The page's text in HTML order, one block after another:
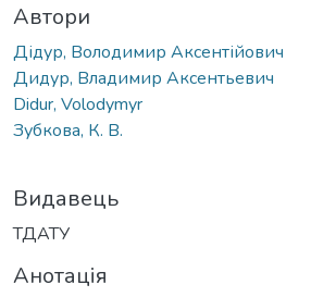
Автори
Дідур, Володимир Аксентійович
Дидур, Владимир Аксентьевич
Didur, Volodymyr
Зубкова, К. В.
Видавець
ТДАТУ
Анотація